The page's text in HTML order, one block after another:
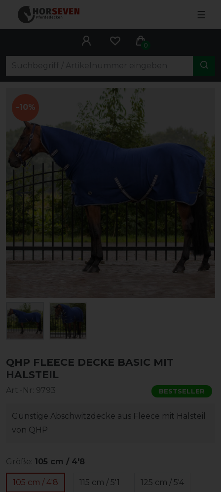
☰
0
-10%
QHP FLEECE DECKE BASIC MIT
HALSTEIL
Art.-Nr: 9793 BESTSELLER
Günstige Abschwitzdecke aus Fleece mit Halsteil
von QHP
Größe: 105 cm / 4'8
105 cm / 4'8 115 cm / 5'1 125 cm / 5'4